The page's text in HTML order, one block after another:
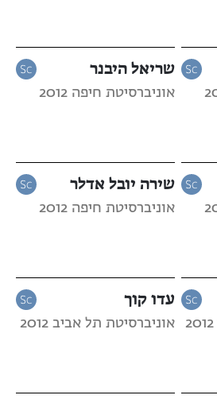
שריאל היבנר
אוניברסיטת חיפה 2012
שירה יובל אדלר
אוניברסיטת חיפה 2012
עדו קוך
אוניברסיטת תל אביב 2012